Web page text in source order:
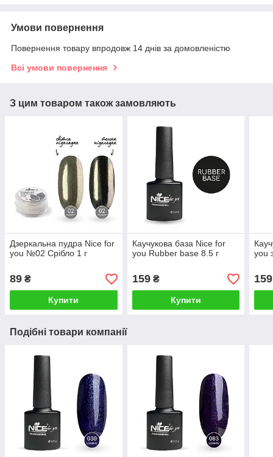
Умови повернення
Повернення товару впродовж 14 днів за домовленістю
Всі умови повернення
З цим товаром також замовляють
Дзеркальна пудра Nice for
you №02 Срібло 1 г
89 ₴
Купити
Каучукова база Nice for
you Rubber base 8.5 г
159₴
Купити
you
159
Подібні товари компанії